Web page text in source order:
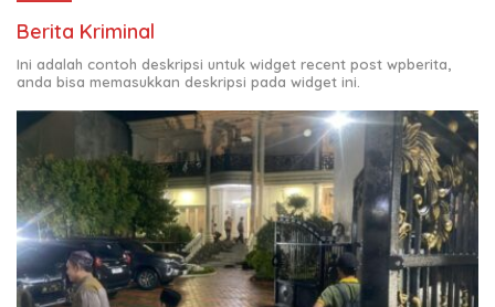
Berita Kriminal
Ini adalah contoh deskripsi untuk widget recent post wpberita,
anda bisa memasukkan deskripsi pada widget ini.